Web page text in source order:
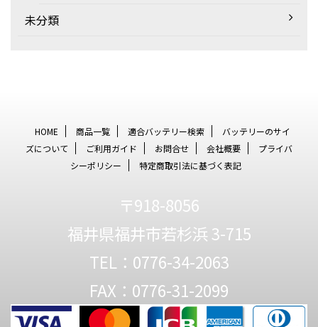
未分類
HOME 商品一覧 適合バッテリー検索
バッテリーのサイ
ズについて
ご利用ガイド お問合せ 会社概要
プライバ
シーポリシー
特定商取引法に基づく表記
〒918-8056
福井県福井市若杉浜 3-715
TEL：0776-34-2063
FAX：0776-31-2099